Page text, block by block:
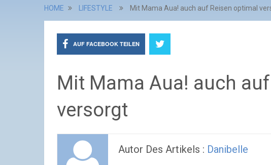
HOME LIFESTYLE Mit Mama Aua! auch auf Reisen optimal
AUF FACEBOOK TEILEN
Mit Mama Aua! auch
versorgt
Autor Des Artikels : Danibelle